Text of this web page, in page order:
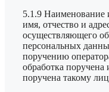
5.1.9
имя, отчество и
осуществляющего
персональных
поручению
обработка поручена
поручена такому